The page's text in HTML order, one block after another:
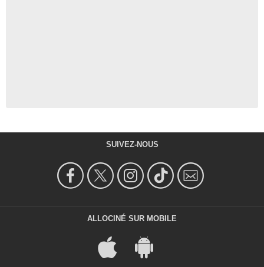
SUIVEZ-NOUS
ALLOCINÉ SUR MOBILE